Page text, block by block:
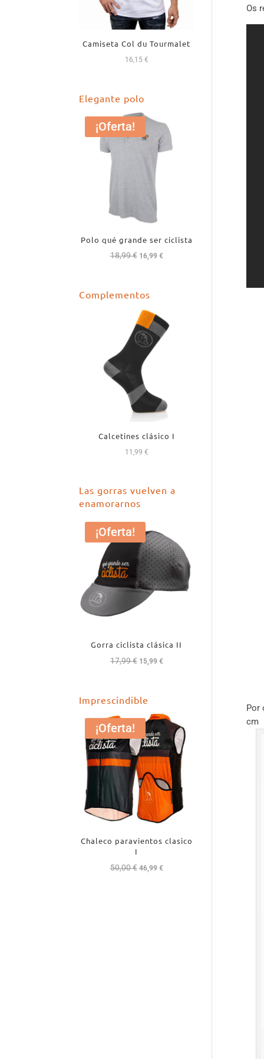
Os
Por
cm
Camiseta Col du Tourmalet
16,15 €
Elegante polo
¡Oferta!
Polo qué grande ser ciclista
18,99€ El
era:
18,99 €.
16,99 €El
Complementos
Calcetines clásico I
11,99 €
Las gorras vuelven a
enamorarnos
¡Oferta!
Gorra ciclista clásica II
17,99€ El
era:
17,99 €.
15,99 €El
15,99 €.
Imprescindible
¡Oferta!
Chaleco paravientos clasico
I
50,00€ El
46,99 €El